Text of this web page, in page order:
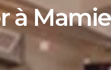
à Mamie